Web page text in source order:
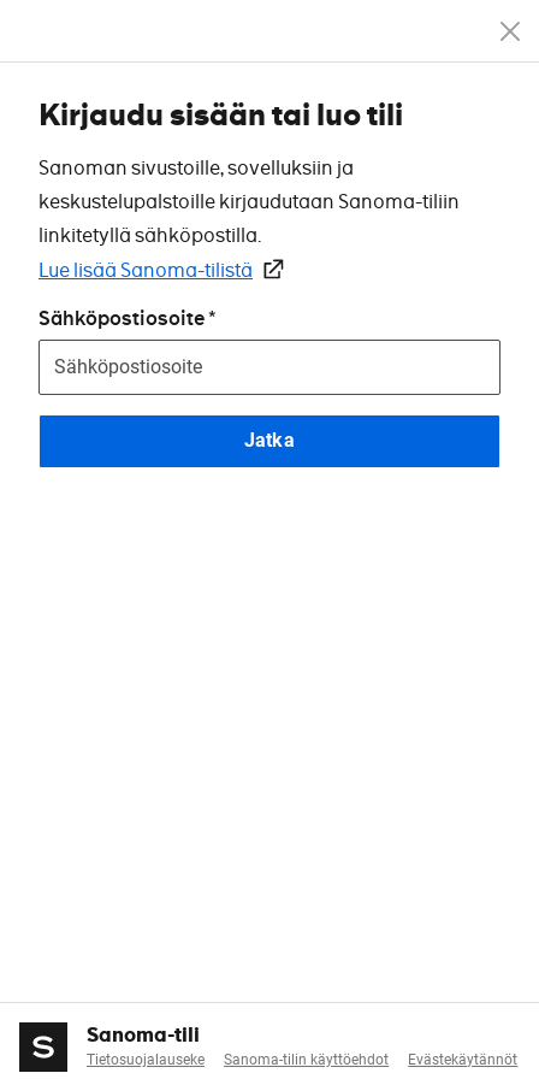
Kirjaudu sisään tai luo tili
Sanoman sivustoille, sovelluksiin ja
keskustelupalstoille kirjaudutaan Sanoma-tiliin
linkitetyllä sähköpostilla.
Lue lisää Sanoma-tilistä
Sähköpostiosoite
Jatka
Sanoma-tili
Tietosuojalauseke Sanoma-tilin käyttöehdot Evästekäytännöt